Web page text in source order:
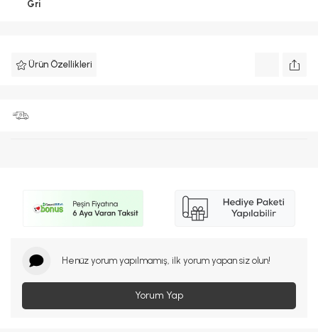
Gri
Ürün Özellikleri
Henüz yorum yapılmamış, ilk yorum yapan siz olun!
Yorum Yap